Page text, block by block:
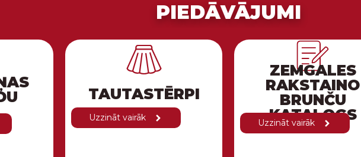
PIEDĀVĀJUMI
TAUTASTĒRPI
Uzzināt vairāk
ZEMGALES
RAKSTAINO
BRUNČU
KATALOGS
Uzzināt vairāk